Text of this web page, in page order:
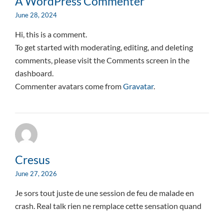
June 28, 2024
Hi, this is a comment.
To get started with moderating, editing, and deleting
comments, please visit the Comments screen in the
dashboard.
Commenter avatars come fromGravatar.
Cresus
June 27, 2026
Je sors tout juste de une session de feu de malade en
crash. Real talk rien ne remplace cette sensation quand